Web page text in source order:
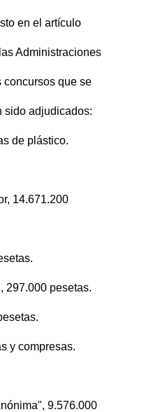
en el artículo
Administraciones
concursos que se
sido adjudicados:
de plástico.
14.671.200
297.000 pesetas.
y compresas.
9.576.000